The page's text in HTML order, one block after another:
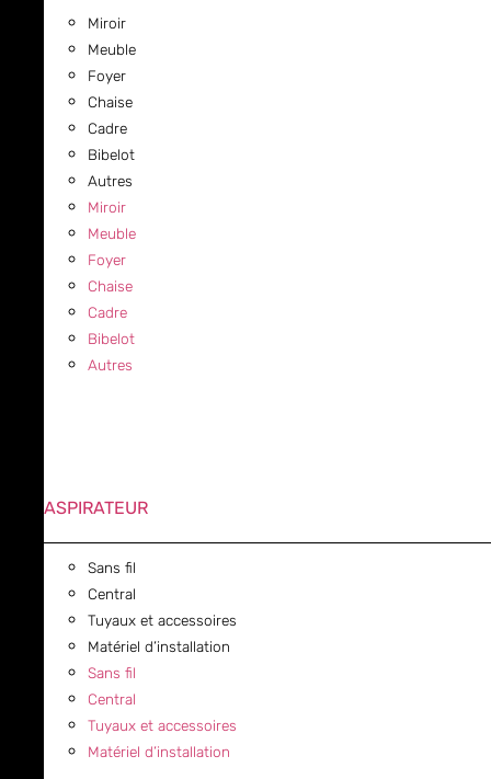
Miroir
Meuble
Foyer
Chaise
Cadre
Bibelot
Autres
Miroir
Meuble
Foyer
Chaise
Cadre
Bibelot
Autres
ASPIRATEUR
Sans fil
Central
Tuyaux et accessoires
Matériel d’installation
Sans fil
Central
Tuyaux et accessoires
Matériel d’installation